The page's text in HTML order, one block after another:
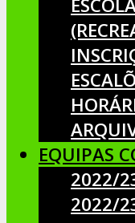
EQUIPAS
2022/
2022/